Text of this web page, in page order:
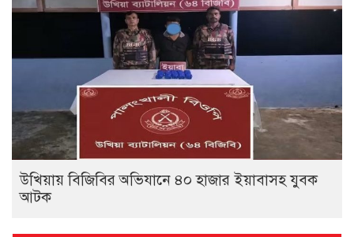
উখিয়ায় বিজিবির অভিযানে ৪০ হাজার ইয়াবাসহ যুবক
আটক